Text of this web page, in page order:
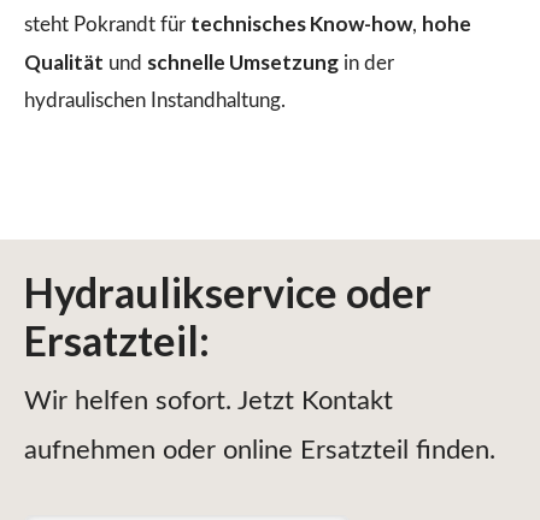
steht Pokrandt für technisches Know-how, hohe
Qualität und schnelle Umsetzung in der
hydraulischen Instandhaltung.
Hydraulikservice oder
Ersatzteil:
Wir helfen sofort. Jetzt Kontakt
aufnehmen oder online Ersatzteil finden.